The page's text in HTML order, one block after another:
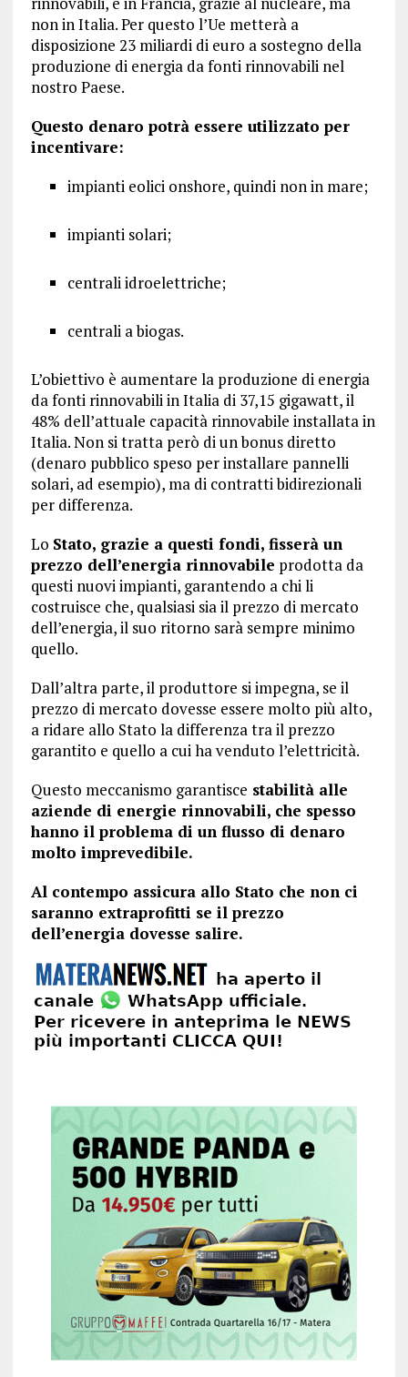
non in Italia. Per questo l’Ue metterà a
disposizione 23 miliardi di euro a sostegno della
produzione di energia da fonti rinnovabili nel
nostro Paese.
Questo denaro potrà essere utilizzato per
incentivare:
impianti eolici onshore, quindi non in mare;
impianti solari;
centrali idroelettriche;
centrali a biogas.
L’obiettivo è aumentare la produzione di energia
da fonti rinnovabili in Italia di 37,15 gigawatt, il
48% dell’attuale capacità rinnovabile installata in
Italia. Non si tratta però di un bonus diretto
(denaro pubblico speso per installare pannelli
solari, ad esempio), ma di contratti bidirezionali
per differenza.
Lo Stato, grazie a questi fondi, fisserà un
prezzo dell’energia rinnovabile prodotta da
questi nuovi impianti, garantendo a chi li
costruisce che, qualsiasi sia il prezzo di mercato
dell’energia, il suo ritorno sarà sempre minimo
quello.
Dall’altra parte, il produttore si impegna, se il
prezzo di mercato dovesse essere molto più alto,
a ridare allo Stato la differenza tra il prezzo
garantito e quello a cui ha venduto l’elettricità.
Questo meccanismo garantisce stabilità alle
aziende di energie rinnovabili, che spesso
hanno il problema di un flusso di denaro
molto imprevedibile.
Al contempo assicura allo Stato che non ci
saranno extraprofitti se il prezzo
dell’energia dovesse salire.